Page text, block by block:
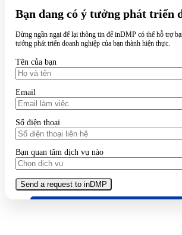
Bạn đang có ý tưởng phát triển
Đừng ngần ngại để lại thông tin để inDMP có thể hỗ trợ
tưởng phát triển doanh nghiệp của bạn thành hiện thực.
Tên của bạn
Email
Số điện thoại
Bạn quan tâm dịch vụ nào